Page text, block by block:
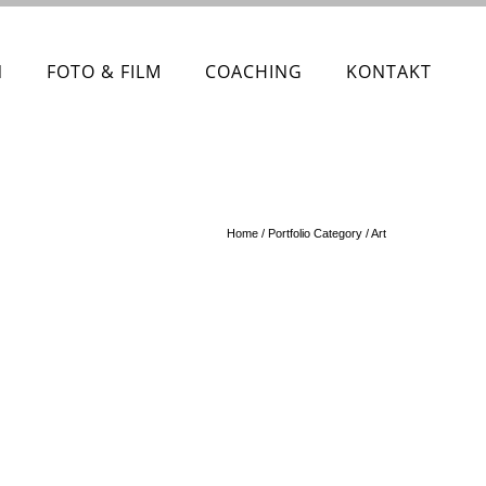
FOTO & FILM COACHING KONTAKT
Home / Portfolio Category /Art